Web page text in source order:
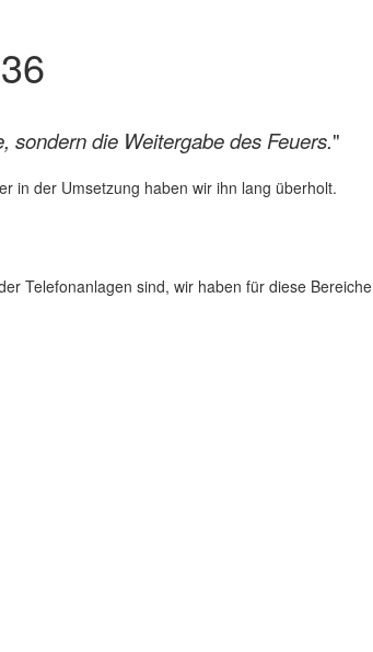
sondern die Weitergabe des Feuers."
in der Umsetzung haben wir ihn lang überholt.
Telefonanlagen sind, wir haben für diese Bereiche